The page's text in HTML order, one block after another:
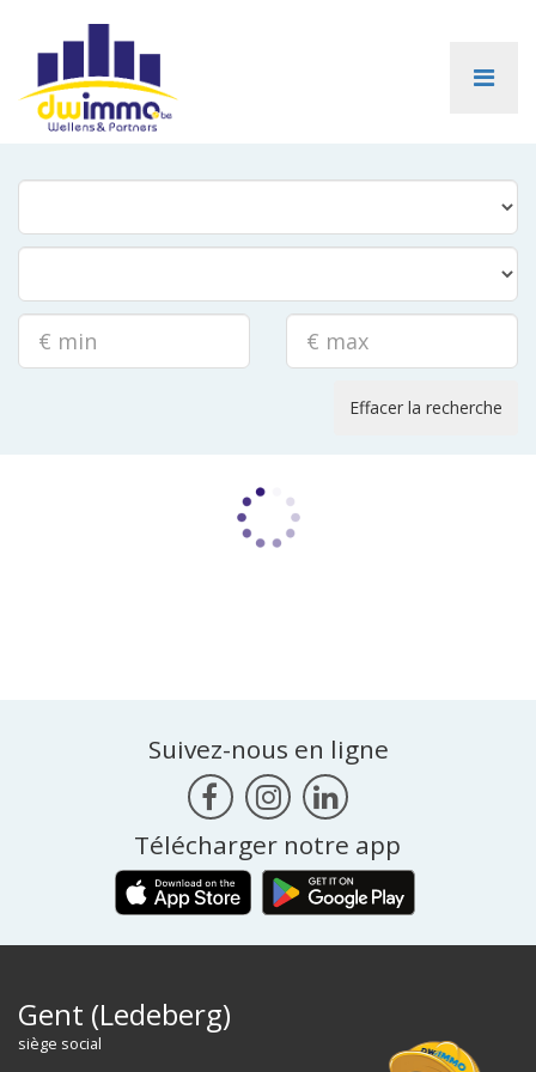
Effacer la recherche
Suivez-nous en ligne
Télécharger notre app
Gent (Ledeberg)
siège social